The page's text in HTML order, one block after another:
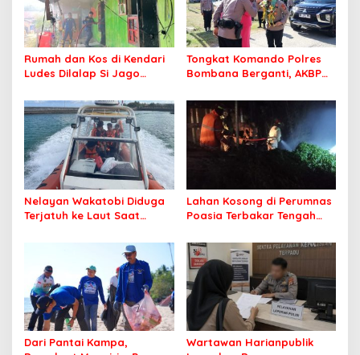
Rumah dan Kos di Kendari
Ludes Dilalap Si Jago
Tongkat Komando Polres
Bombana Berganti, AKBP
Kepolisian Bombana
Nelayan Wakatobi Diduga
Terjatuh ke Laut Saat
Lahan Kosong di Perumnas
Poasia Terbakar Tengah
Dari Pantai Kampa,
Wartawan Harianpublik